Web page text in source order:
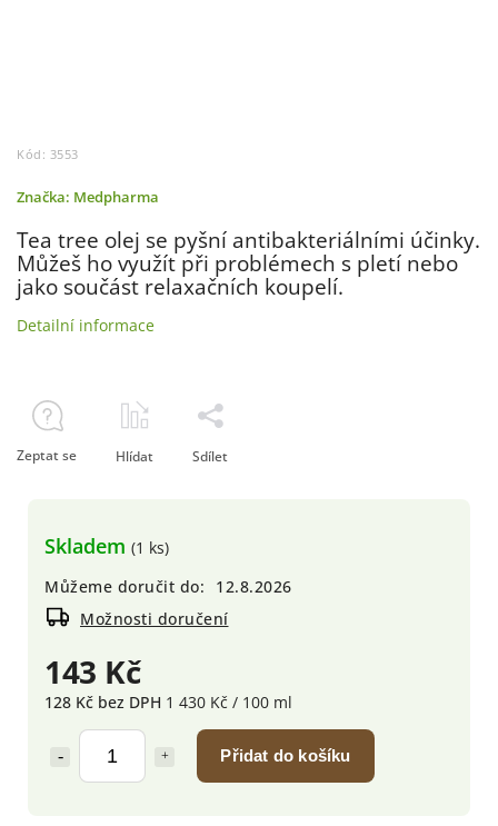
Kód: 3553
Značka: Medpharma
143 Kč
128 Kč bez DPH 1 430 Kč / 100 ml
Přidat do košíku
Skladem (1 ks)
Můžeme doručit do:
12.8.2026
Možnosti doručení
Tea tree olej se pyšní antibakteriálními účinky.
Můžeš ho využít při problémech s pletí nebo
jako součást relaxačních koupelí.
Detailní informace
Zeptat se Hlídat Sdílet